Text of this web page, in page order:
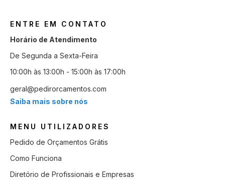
ENTRE EM CONTATO
Horário de Atendimento
De Segunda a Sexta-Feira
10:00h às 13:00h - 15:00h às 17:00h
geral@pedirorcamentos.com
Saiba mais sobre nós
MENU UTILIZADORES
Pedido de Orçamentos Grátis
Como Funciona
Diretório de Profissionais e Empresas